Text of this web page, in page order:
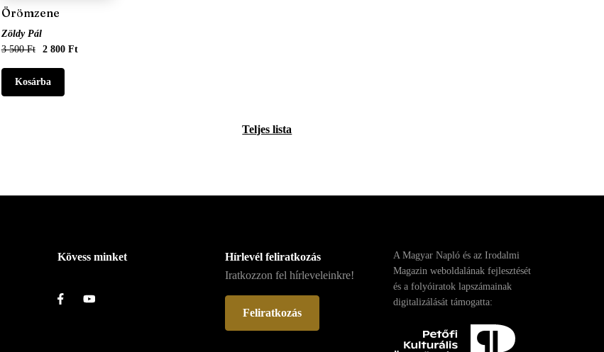
Örömzene
Zöldy Pál
3 500 Ft
2 800 Ft
Teljes lista
Kövess minket
Hírlevél feliratkozás
Iratkozzon fel hírleveleinkre!
Feliratkozás
A Magyar Napló és az Irodalmi
Magazin weboldalának fejlesztését
és a folyóiratok lapszámainak
digitalizálását támogatta: